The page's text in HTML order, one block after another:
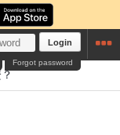
Login
Forgot password